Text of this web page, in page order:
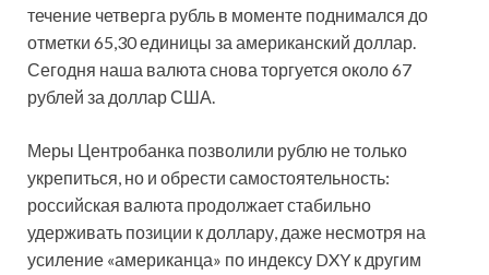
течение четверга рубль в моменте поднимался до
отметки 65,30 единицы за американский доллар.
Сегодня наша валюта снова торгуется около 67
рублей за доллар США.
Меры Центробанка позволили рублю не только
укрепиться, но и обрести самостоятельность:
российская валюта продолжает стабильно
удерживать позиции к доллару, даже несмотря на
усиление «американца» по индексу DXY к другим